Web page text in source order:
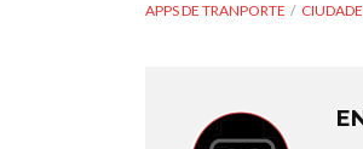
APPS DE TRANPORTE